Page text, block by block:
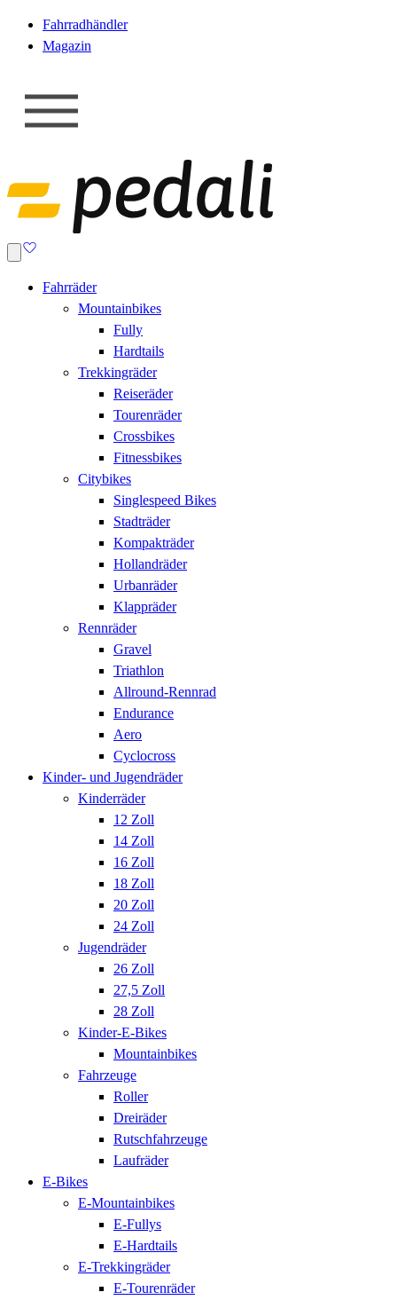
Fahrradhändler
Magazin
Fahrräder
Mountainbikes
Fully
Hardtails
Trekkingräder
Reiseräder
Tourenräder
Crossbikes
Fitnessbikes
Citybikes
Singlespeed Bikes
Stadträder
Kompakträder
Hollandräder
Urbanräder
Klappräder
Rennräder
Gravel
Triathlon
Allround-Rennrad
Endurance
Aero
Cyclocross
Kinder- und Jugendräder
Kinderräder
12 Zoll
14 Zoll
16 Zoll
18 Zoll
20 Zoll
24 Zoll
Jugendräder
26 Zoll
27,5 Zoll
28 Zoll
Kinder-E-Bikes
Mountainbikes
Fahrzeuge
Roller
Dreiräder
Rutschfahrzeuge
Laufräder
E-Bikes
E-Mountainbikes
E-Fullys
E-Hardtails
E-Trekkingräder
E-Tourenräder